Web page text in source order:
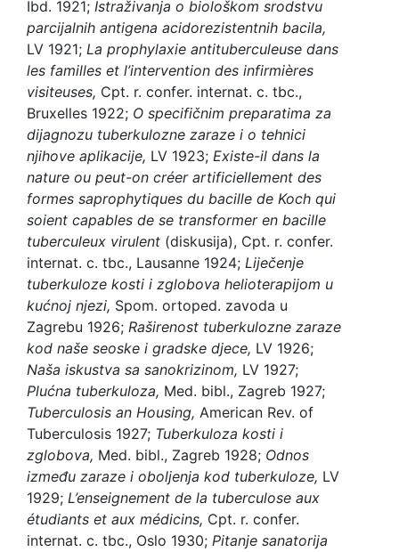
Ibd. 1921; Istraživanja o biološkom srodstvu
parcijalnih antigena acidorezistentnih bacila,
LV 1921; La prophylaxie antituberculeuse dans
les familles et l’intervention des infirmières
visiteuses, Cpt. r. confer. internat. c. tbc.,
Bruxelles 1922; O specifičnim preparatima za
dijagnozu tuberkulozne zaraze i o tehnici
njihove aplikacije, LV 1923; Existe-il dans la
nature ou peut-on créer artificiellement des
formes saprophytiques du bacille de Koch qui
soient capables de se transformer en bacille
tuberculeux virulent (diskusija), Cpt. r. confer.
internat. c. tbc., Lausanne 1924; Liječenje
tuberkuloze kosti i zglobova helioterapijom u
kućnoj njezi, Spom. ortoped. zavoda u
Zagrebu 1926; Raširenost tuberkulozne zaraze
kod naše seoske i gradske djece, LV 1926;
Naša iskustva sa sanokrizinom, LV 1927;
Plućna tuberkuloza, Med. bibl., Zagreb 1927;
Tuberculosis an Housing, American Rev. of
Tuberculosis 1927; Tuberkuloza kosti i
zglobova, Med. bibl., Zagreb 1928; Odnos
između zaraze i oboljenja kod tuberkuloze, LV
1929; L’enseignement de la tuberculose aux
étudiants et aux médicins, Cpt. r. confer.
internat. c. tbc., Oslo 1930; Pitanje sanatorija